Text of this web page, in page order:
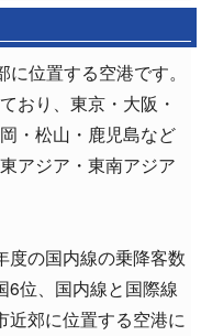
位置する空港です。
おり、東京・大阪・
・松山・鹿児島など
アジア・東南アジア
度の国内線の乗降客数
6位、国内線と国際線
近郊に位置する空港に